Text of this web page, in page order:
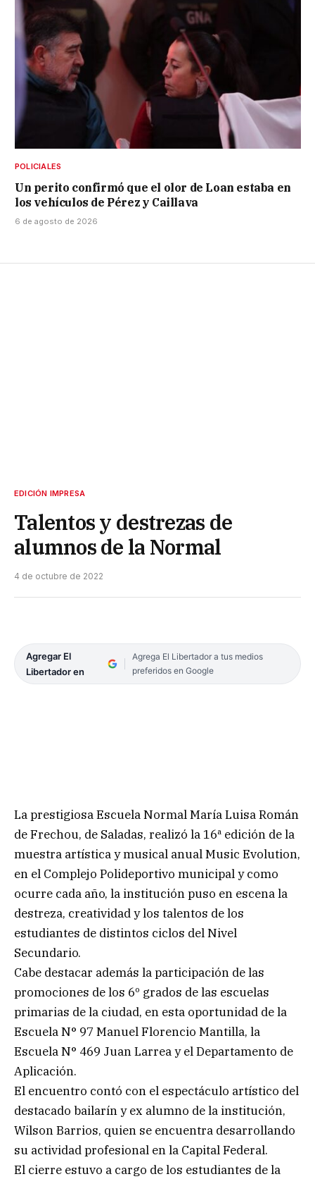
POLICIALES
Un perito confirmó que el olor de Loan estaba en
los vehículos de Pérez y Caillava
6 de agosto de 2026
EDICIÓN IMPRESA
Talentos y destrezas de
alumnos de la Normal
4 de octubre de 2022
Agregar El
Libertador en
Agrega El Libertador a tus medios
preferidos en Google
La prestigiosa Escuela Normal María Luisa Román
de Frechou, de Saladas, realizó la 16ª edición de la
muestra artística y musical anual Music Evolution,
en el Complejo Polideportivo municipal y como
ocurre cada año, la institución puso en escena la
destreza, creatividad y los talentos de los
estudiantes de distintos ciclos del Nivel
Secundario.
Cabe destacar además la participación de las
promociones de los 6º grados de las escuelas
primarias de la ciudad, en esta oportunidad de la
Escuela N° 97 Manuel Florencio Mantilla, la
Escuela N° 469 Juan Larrea y el Departamento de
Aplicación.
El encuentro contó con el espectáculo artístico del
destacado bailarín y ex alumno de la institución,
Wilson Barrios, quien se encuentra desarrollando
su actividad profesional en la Capital Federal.
El cierre estuvo a cargo de los estudiantes de la